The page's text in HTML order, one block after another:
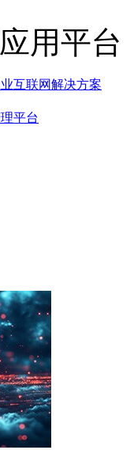
用平台
互联网解决方案
平台